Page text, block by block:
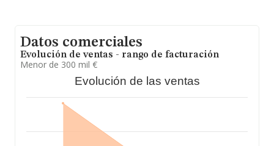
Datos comerciales
Evolución de ventas - rango de facturación
Menor de 300 mil €
Evolución de las ventas